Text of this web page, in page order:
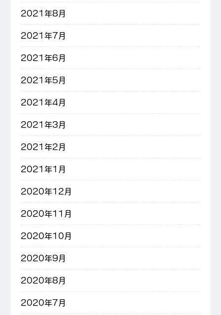
2021年8月
2021年7月
2021年6月
2021年5月
2021年4月
2021年3月
2021年2月
2021年1月
2020年12月
2020年11月
2020年10月
2020年9月
2020年8月
2020年7月